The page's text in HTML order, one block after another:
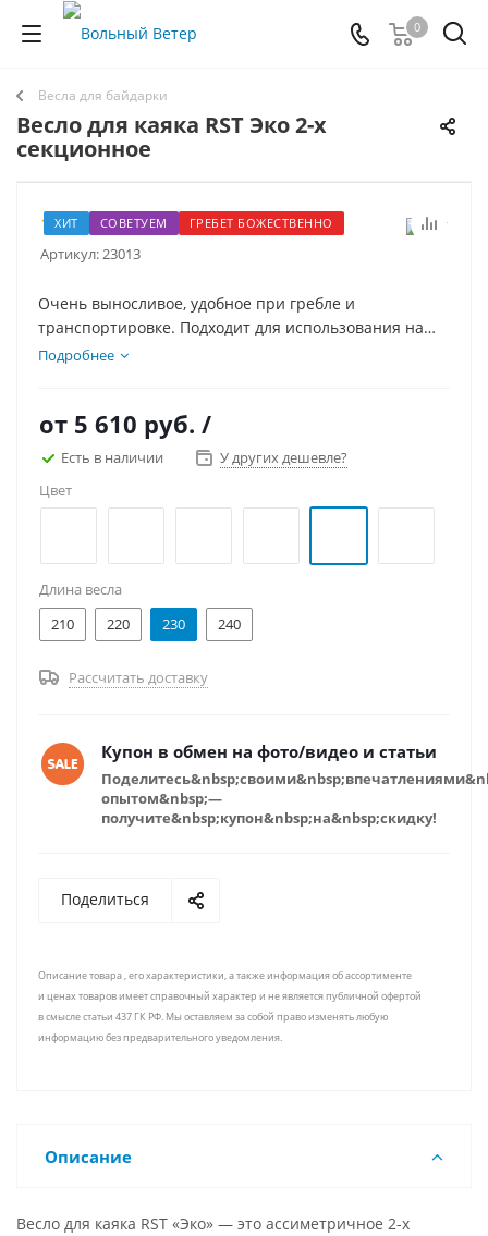
0
Весла для байдарки
Весло для каяка RST Эко 2-х
секционное
ХИТ СОВЕТУЕМ ГРЕБЕТ БОЖЕСТВЕННО
20
Артикул:23013
Очень выносливое, удобное при гребле и
транспортировке. Подходит для использования на
всех видах надувных, каркасных, пластиковых каяков
можно разной длинны и цвета.
Подробнее
от 5 610 руб. /
Есть в наличии
У других дешевле?
Цвет
Длина весла
210
220 230 240
Рассчитать доставку
Купон в обмен на фото/видео и статьи
опытом&nbsp;—
получите&nbsp;купон&nbsp;на&nbsp;скидку!
Поделиться
Описание товара , его характеристики, а также информация об ассортименте
и ценах товаров имеет справочный характер и не является публичной офертой
в смысле статьи 437 ГК РФ. Мы оставляем за собой право изменять любую
информацию без предварительного уведомления.
Описание
Весло для каяка RST «Эко» — это ассиметричное 2-х